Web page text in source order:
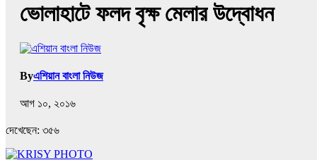
ভোলাহাটে ফলদ বৃক্ষ মেলার উদ্বোধন
Byএশিয়ান বাংলা নিউজ
আগ ১০, ২০১৬
দেখেছেন: ৩৫৬